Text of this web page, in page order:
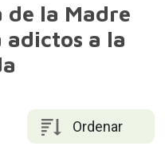
de la Madre
a la
Ordenar